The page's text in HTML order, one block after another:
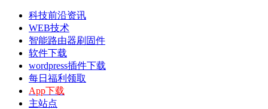
科技前沿资讯
WEB技术
智能路由器刷固件
软件下载
wordpress插件下载
每日福利领取
App下载
主站点